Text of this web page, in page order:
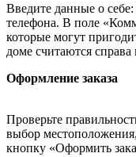
Введите данные о
телефона. В поле
которые могут
доме считаются справа
Оформление заказа
Проверьте
выбор
кнопку «Оформить